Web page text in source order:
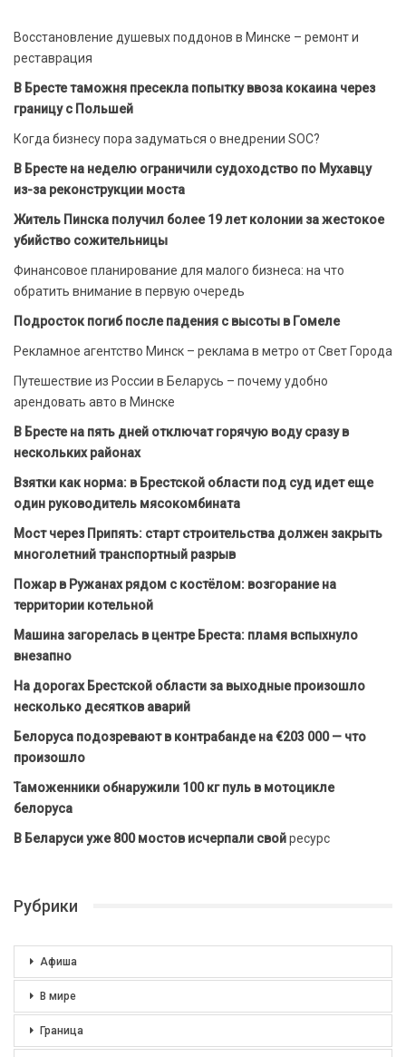
Восстановление душевых поддонов в Минске – ремонт и
реставрация
В Бресте таможня пресекла попытку ввоза кокаина через
границу с Польшей
Когда бизнесу пора задуматься о внедрении SOC?
В Бресте на неделю ограничили судоходство по Мухавцу
из-за реконструкции моста
Житель Пинска получил более 19 лет колонии за жестокое
убийство сожительницы
Финансовое планирование для малого бизнеса: на что
обратить внимание в первую очередь
Подросток погиб после падения с высоты в Гомеле
Рекламное агентство Минск – реклама в метро от Свет Города
Путешествие из России в Беларусь – почему удобно
арендовать авто в Минске
В Бресте на пять дней отключат горячую воду сразу в
нескольких районах
Взятки как норма: в Брестской области под суд идет еще
один руководитель мясокомбината
Мост через Припять: старт строительства должен закрыть
многолетний транспортный разрыв
Пожар в Ружанах рядом с костёлом: возгорание на
территории котельной
Машина загорелась в центре Бреста: пламя вспыхнуло
внезапно
На дорогах Брестской области за выходные произошло
несколько десятков аварий
Белоруса подозревают в контрабанде на €203 000 — что
произошло
Таможенники обнаружили 100 кг пуль в мотоцикле
белоруса
В Беларуси уже 800 мостов исчерпали свойресурс
Рубрики
Афиша
В мире
Граница